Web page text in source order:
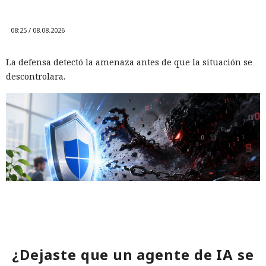
08:25 / 08.08.2026
La defensa detectó la amenaza antes de que la situación se
descontrolara.
A veces, en la defensa contra un ciberataque lo decisivo no
¿Dejaste que un agente de IA se